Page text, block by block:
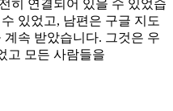
히 연결되어 있을 수 있었습
있었고, 남편은 구글 지도
속 받았습니다. 그것은 우
고 모든 사람들을